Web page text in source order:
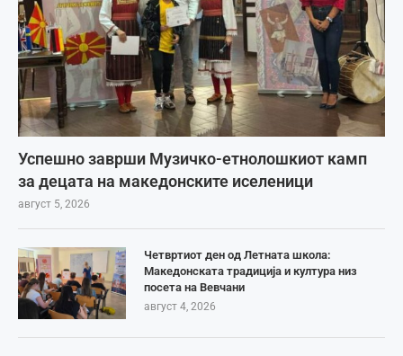
Успешно заврши Музичко-етнолошкиот камп
за децата на македонските иселеници
август 5, 2026
Четвртиот ден од Летната школа:
Македонската традиција и култура низ
посета на Вевчани
август 4, 2026